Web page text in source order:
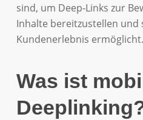
sind, um Deep-Links zur
Inhalte bereitzustellen und
Kundenerlebnis ermöglicht.
Was ist